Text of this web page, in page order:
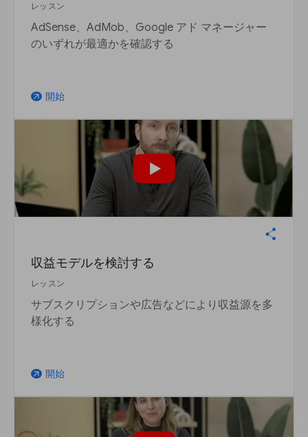
レッスン
AdSense、AdMob、Google アド マネージャー
のいずれが最適かを確認する
arrow_outward 開始
収益モデルを検討する
レッスン
サブスクリプションや広告などにより収益源を多
様化する
arrow_outward 開始